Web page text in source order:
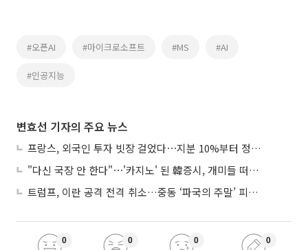
#오픈AI #마이크로소프트 #MS #AI
#인공지능
변효선 기자의 주요 뉴스
프랑스, 외국인 투자 빗장 걸었다⋯지분 10%부터 정부가 승인
"다신 국장 안 한다"⋯'카지노' 된 韓증시, 개미들 떠난다
트럼프, 이란 공격 전격 취소…중동 ‘파국의 주말’ 피했다
0 0 0 0